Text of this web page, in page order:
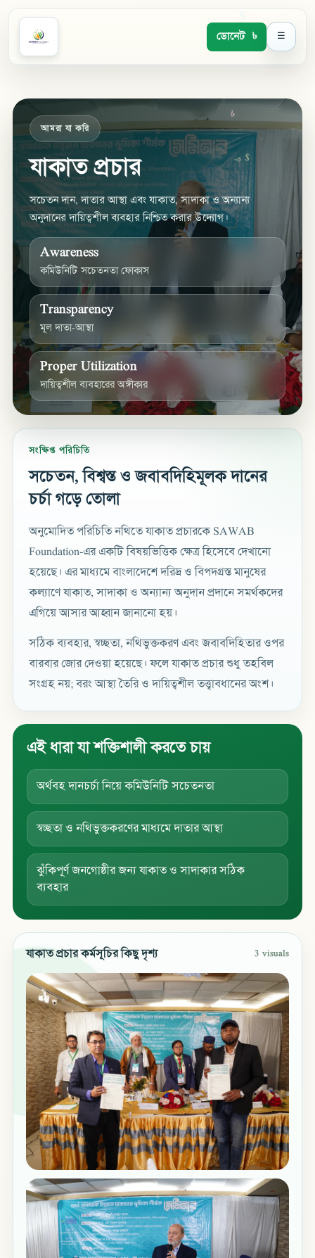
$
৳ $
$
৳
$
$
ডোনেট ☰
আমরা যা করি
যাকাত প্রচার
সচেতন দান, দাতার আস্থা এবং যাকাত, সাদাকা ও অন্যান্য
অনুদানের দায়িত্বশীল ব্যবহার নিশ্চিত করার উদ্যোগ।
Awareness
কমিউনিটি সচেতনতা ফোকাস
Transparency
মূল দাতা-আস্থা
Proper Utilization
দায়িত্বশীল ব্যবহারের অঙ্গীকার
সংক্ষিপ্ত পরিচিতি
সচেতন, বিশ্বস্ত ও জবাবদিহিমূলক দানের
চর্চা গড়ে তোলা
অনুমোদিত পরিচিতি নথিতে যাকাত প্রচারকে SAWAB
Foundation-এর একটি বিষয়ভিত্তিক ক্ষেত্র হিসেবে দেখানো
হয়েছে। এর মাধ্যমে বাংলাদেশে দরিদ্র ও বিপদগ্রস্ত মানুষের
কল্যাণে যাকাত, সাদাকা ও অন্যান্য অনুদান প্রদানে সমর্থকদের
এগিয়ে আসার আহ্বান জানানো হয়।
সঠিক ব্যবহার, স্বচ্ছতা, নথিভুক্তকরণ এবং জবাবদিহিতার ওপর
বারবার জোর দেওয়া হয়েছে। ফলে যাকাত প্রচার শুধু তহবিল
সংগ্রহ নয়; বরং আস্থা তৈরি ও দায়িত্বশীল তত্ত্বাবধানের অংশ।
এই ধারা যা শক্তিশালী করতে চায়
অর্থবহ দানচর্চা নিয়ে কমিউনিটি সচেতনতা
স্বচ্ছতা ও নথিভুক্তকরণের মাধ্যমে দাতার আস্থা
ঝুঁকিপূর্ণ জনগোষ্ঠীর জন্য যাকাত ও সাদাকার সঠিক
ব্যবহার
যাকাত প্রচার কর্মসূচির কিছু দৃশ্য 3 visuals